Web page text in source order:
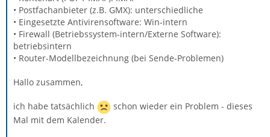
• Postfachanbieter (z.B. GMX): unterschiedliche
• Eingesetzte Antivirensoftware: Win-intern
• Firewall (Betriebssystem-intern/Externe Software):
betriebsintern
• Router-Modellbezeichnung (bei Sende-Problemen)
Hallo zusammen,
ich habe tatsächlich
schon wieder ein Problem - dieses
Mal mit dem Kalender.